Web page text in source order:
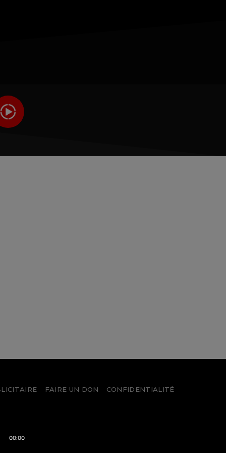
00:00
FAIRE UN DON CONFIDENTIALITÉ